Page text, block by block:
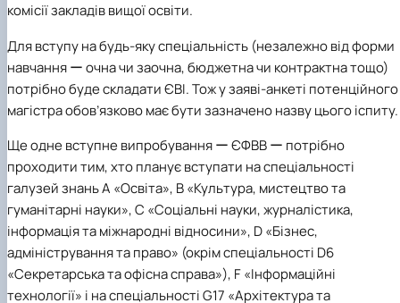
комісії закладів вищої освіти.
Для вступу на будь-яку спеціальність (незалежно від форми
навчання ー очна чи заочна, бюджетна чи контрактна тощо)
потрібно буде складатиЄВІ.Тож у заяві-анкеті потенційного
магістра обов’язково має бути зазначено назву цього іспиту.
Ще одне вступне випробуванняーЄФВВー потрібно
проходититим,хто планує вступати на спеціальності
галузей знаньA «Освіта», B «Культура, мистецтво та
гуманітарні науки», C «Соціальні науки, журналістика,
інформація та міжнародні відносини», D «Бізнес,
адміністрування та право» (окрім спеціальності D6
«Секретарська та офісна справа»), F «Інформаційні
технології» і на спеціальності G17 «Архітектура та